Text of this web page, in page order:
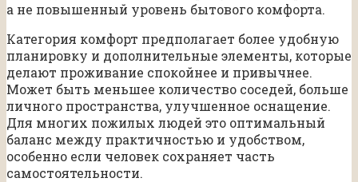
а не повышенный уровень бытового комфорта.
Категория комфорт предполагает более удобную
планировку и дополнительные элементы, которые
делают проживание спокойнее и привычнее.
Может быть меньшее количество соседей, больше
личного пространства, улучшенное оснащение.
Для многих пожилых людей это оптимальный
баланс между практичностью и удобством,
особенно если человек сохраняет часть
самостоятельности.